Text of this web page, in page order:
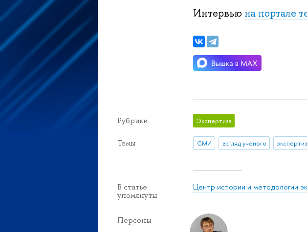
Интервью на портале
Рубрики Экспертиза
Темы СМИ взгляд ученого
В статье
упомянуты
Центр истории и методологии
Персоны